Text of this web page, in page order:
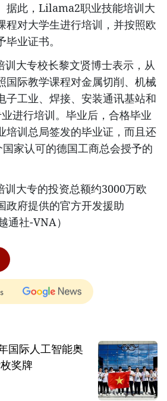
据此，Lilama2职业技能培训大
程对大学生进行培训，并按照欧
业证书。
大专校长黎文贤博士表示，从
国际教学课程对金属切削、机械
子工业、焊接、安装通讯基站和
进行培训。毕业后，合格毕业
培训总局签发的毕业证，而且还
家认可的德国工商总会授予的
大专的投资总额约3000万欧
政府提供的官方开发援助
通社-VNA）
国际人工智能奥
奖牌